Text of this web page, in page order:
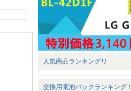
人気商品ランキングリ
交換用電池パックランキング！